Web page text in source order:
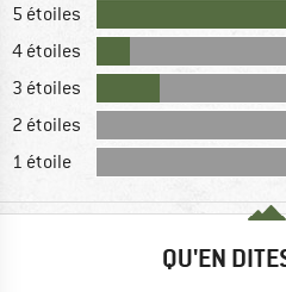
5 étoiles
4 étoiles
3 étoiles
2 étoiles
1 étoile
QU'EN